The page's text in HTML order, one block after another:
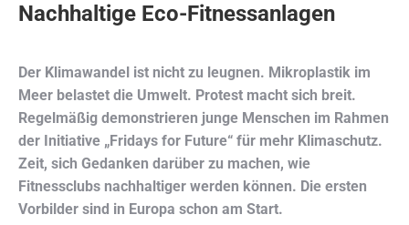
Nachhaltige Eco-Fitnessanlagen
Der Klimawandel ist nicht zu leugnen. Mikroplastik im
Meer belastet die Umwelt. Protest macht sich breit.
Regelmäßig demonstrieren junge Menschen im Rahmen
der Initiative „Fridays for Future“ für mehr Klimaschutz.
Zeit, sich Gedanken darüber zu machen, wie
Fitnessclubs nachhaltiger werden können. Die ersten
Vorbilder sind in Europa schon am Start.